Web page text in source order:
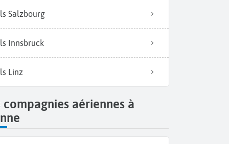
Salzbourg
Innsbruck
Linz
compagnies aériennes à